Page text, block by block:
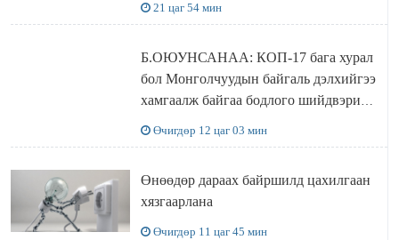
21 цаг 54 мин
Б.ОЮУНСАНАА: КОП-17 бага хурал
бол Монголчуудын байгаль дэлхийгээ
хамгаалж байгаа бодлого шийдвэрийг
Өчигдөр 12 цаг 03 мин
Өнөөдөр дараах байршилд цахилгаан
хязгаарлана
Өчигдөр 11 цаг 45 мин